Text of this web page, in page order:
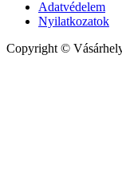
Adatvédelem
Nyilatkozatok
Copyright ©